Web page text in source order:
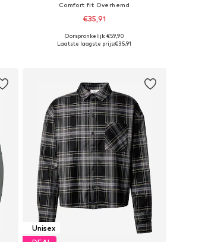
Comfort fit Overhemd
€35,91
Beschikbare maten: S, M, L, XL, XXL
Oorspronkelijk: €59,90
Laatste laagste prijs:€35,91
Unisex